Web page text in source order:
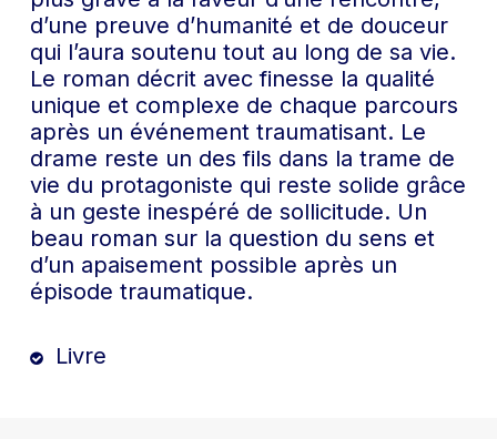
d’une preuve d’humanité et de douceur
qui l’aura soutenu tout au long de sa vie.
Le roman décrit avec finesse la qualité
unique et complexe de chaque parcours
après un événement traumatisant. Le
drame reste un des fils dans la trame de
vie du protagoniste qui reste solide grâce
à un geste inespéré de sollicitude. Un
beau roman sur la question du sens et
d’un apaisement possible après un
épisode traumatique.
Livre